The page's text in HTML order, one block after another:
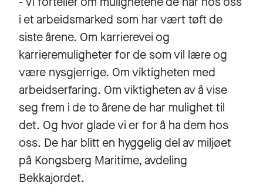
i et arbeidsmarked som har vært tøft de
siste årene. Om karrierevei og
karrieremuligheter for de som vil lære og
være nysgjerrige. Om viktigheten med
arbeidserfaring. Om viktigheten av å vise
seg frem i de to årene de har mulighet til
det. Og hvor glade vi er for å ha dem hos
oss. De har blitt en hyggelig del av miljøet
på Kongsberg Maritime, avdeling
Bekkajordet.